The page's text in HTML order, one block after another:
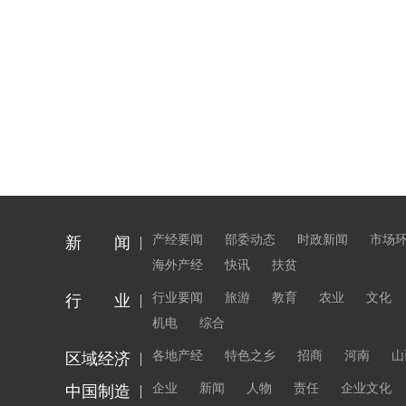
新 闻 产经要闻 部委动态 时政新闻
市场
海外产经
快讯 扶贫
行 业 行业要闻 旅游 教育 农业
文化
机电
综合
区域经济 各地产经 特色之乡 招商 河南
中国制造 企业 新闻 人物 责任 企业文化